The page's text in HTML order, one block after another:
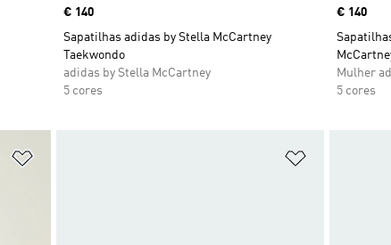
Price
€ 140
Sapatilhas adidas by Stella McCartney
Taekwondo
adidas by Stella McCartney
5 cores
Price
€ 140
Mulher
5 cores